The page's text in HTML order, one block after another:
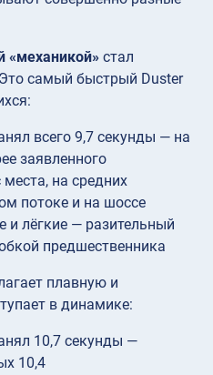
«механикой» стал
самый быстрый Duster
всего 9,7 секунды — на
заявленного
на средних
потоке и на шоссе
и лёгкие — разительный
предшественника
плавную и
в динамике:
10,7 секунды —
10,4